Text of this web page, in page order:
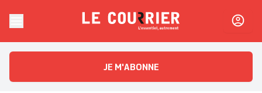
Le CourrierL'essentiel, autrement
JE M'ABONNE